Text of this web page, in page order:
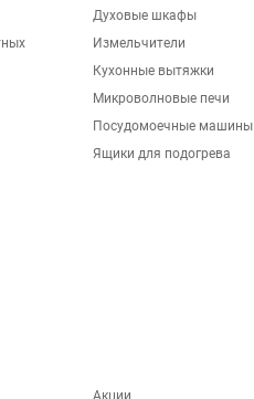
Духовые шкафы
Измельчители
Кухонные вытяжки
Микроволновые печи
Посудомоечные машины
Ящики для подогрева
Акции